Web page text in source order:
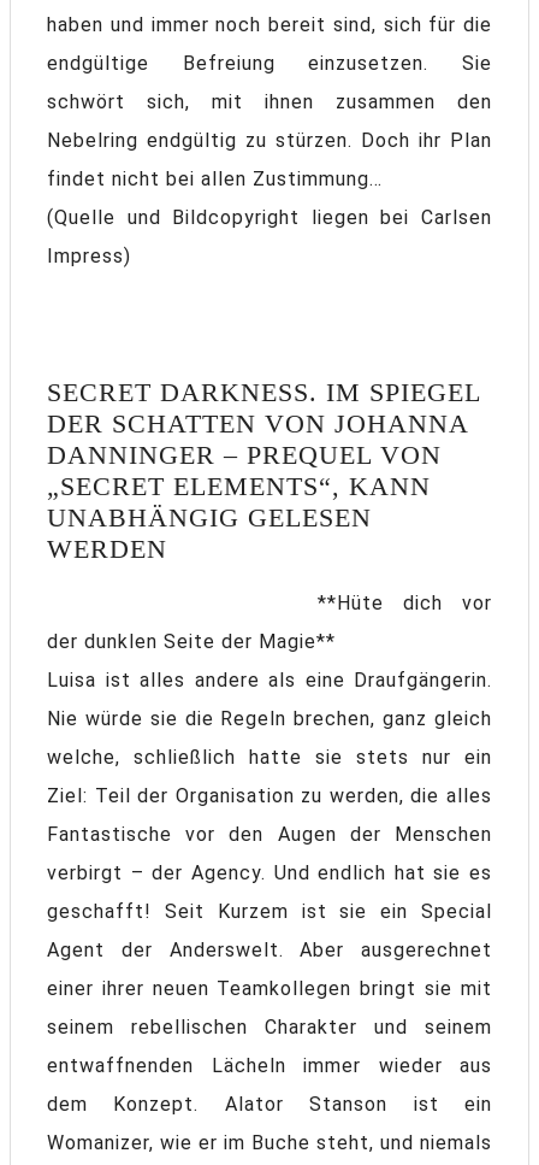
haben und immer noch bereit sind, sich für die
endgültige Befreiung einzusetzen. Sie
schwört sich, mit ihnen zusammen den
Nebelring endgültig zu stürzen. Doch ihr Plan
findet nicht bei allen Zustimmung…
(Quelle und Bildcopyright liegen bei Carlsen
Impress)
SECRET DARKNESS. IM SPIEGEL
DER SCHATTEN VON JOHANNA
DANNINGER – PREQUEL VON
„SECRET ELEMENTS“, KANN
UNABHÄNGIG GELESEN
WERDEN
**Hüte dich vor
der dunklen Seite der Magie**
Luisa ist alles andere als eine Draufgängerin.
Nie würde sie die Regeln brechen, ganz gleich
welche, schließlich hatte sie stets nur ein
Ziel: Teil der Organisation zu werden, die alles
Fantastische vor den Augen der Menschen
verbirgt – der Agency. Und endlich hat sie es
geschafft! Seit Kurzem ist sie ein Special
Agent der Anderswelt. Aber ausgerechnet
einer ihrer neuen Teamkollegen bringt sie mit
seinem rebellischen Charakter und seinem
entwaffnenden Lächeln immer wieder aus
dem Konzept. Alator Stanson ist ein
Womanizer, wie er im Buche steht, und niemals